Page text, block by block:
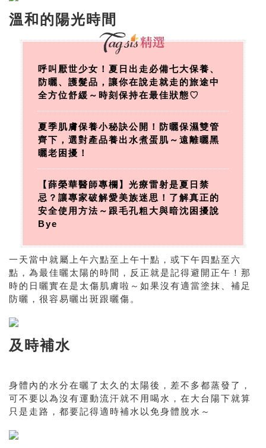
溫和的陽光時間
呼叫厭世少女！夏日出走必備七大保養、
防曬、護髮品，讓你在說走就走的旅途中
全方位舒緩～時刻保持在最佳狀態♡
夏季肌膚保養小秘訣公開！防曬保濕雙管
齊下，選對產品養出水煮蛋肌～遠離曬黑
曬老困擾！
【薛榮華醫師專欄】光療雷射是夏日禁
忌？讓專家破解愛美族迷思！了解真正的
安全使用方法～跟毛孔粗大與暗沈困擾說
Bye
一天當中就屬上午六點至上午十點，或下午四點至六
點，為最佳曬太陽的時間，反正就是記得避開正午！那
時的日曬實在是太傷肌膚啦～如果沒有適當塗抹、補足
防曬，很容易曬出斑跟曬傷。
及時補水
身體內的水分在曬了太久的太陽後，差不多都蒸發了，
可不要以為沒有運動流汗就不用喝水，在大台陽下就算
只是走路，都要記得適時補水以免身體脫水～